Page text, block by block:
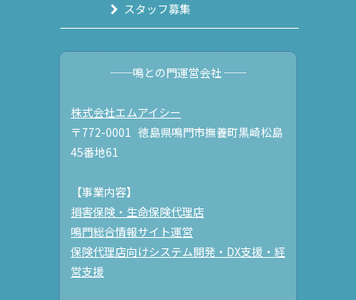
スタッフ募集
──鳴との門運営会社 ──
株式会社エムアイシー
〒772-0001 徳島県鳴門市撫養町黒崎松島
45番地61
【事業内容】
損害保険・生命保険代理店
鳴門総合情報サイト運営
保険代理店向けシステム開発・DX支援・経
営支援